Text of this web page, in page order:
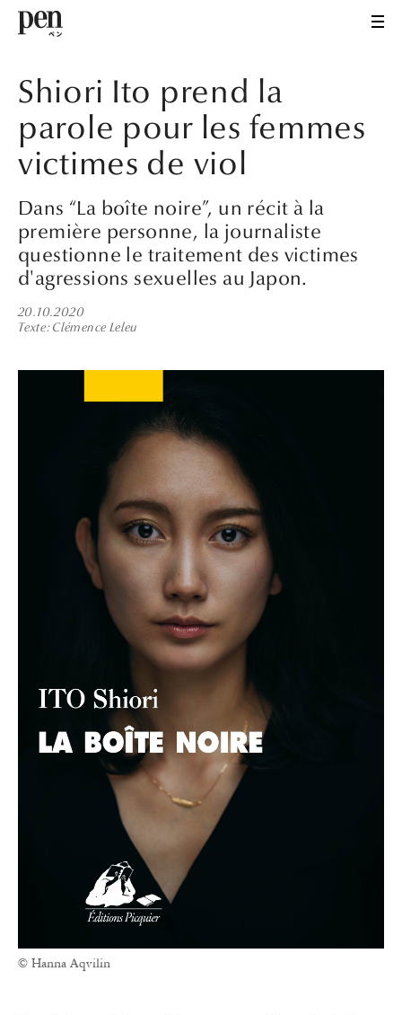
Shiori Ito prend la
parole pour les femmes
victimes de viol
Dans “La boîte noire”, un récit à la
première personne, la journaliste
questionne le traitement des victimes
d'agressions sexuelles au Japon.
20.10.2020
Texte Clémence Leleu
© Hanna Aqvilin